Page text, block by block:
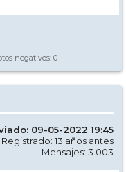
negativos: 0
09-05-2022 19:45
Registrado: 13 años antes
Mensajes: 3.003